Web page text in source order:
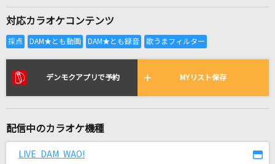
全国りれき
リアルタイムで歌われている曲の一覧
W/X/Y
対応カラオケコンテンツ
デンモクアプリで予約 MYリスト保存
配信中のカラオケ機種
LIVE DAM WAO!